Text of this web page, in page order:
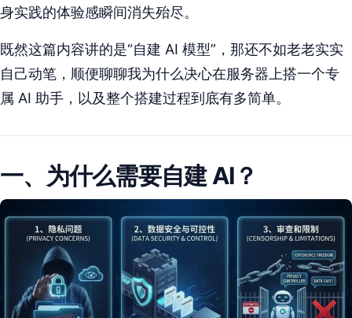
身实践的体验感瞬间消失殆尽。
既然这篇内容讲的是“自建 AI 模型”，那还不如老老实实
自己动笔，顺便聊聊我为什么决心在服务器上搭一个专
属 AI 助手，以及整个搭建过程到底有多简单。
一、为什么需要自建 AI？